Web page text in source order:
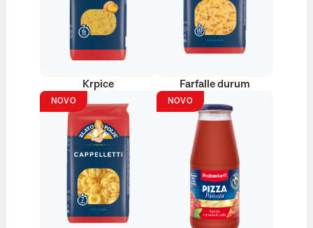
Krpice Farfalle durum
NOVO NOVO